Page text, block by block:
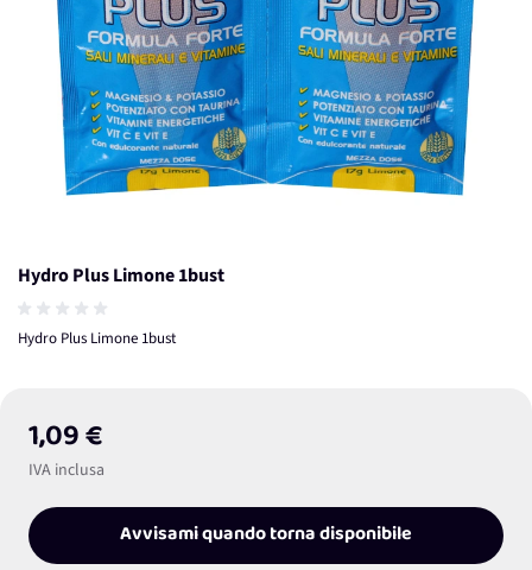
Hydro Plus Limone 1bust
Hydro Plus Limone 1bust
1,09 €
IVA inclusa
Avvisami quando torna disponibile